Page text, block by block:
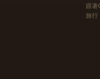
跟
旅行